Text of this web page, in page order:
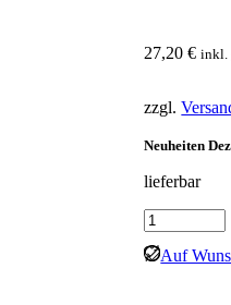
27,20€ inkl.
zzgl.
Neuheiten
lieferbar
Wiking:
Magirus-
Deutz
Auf